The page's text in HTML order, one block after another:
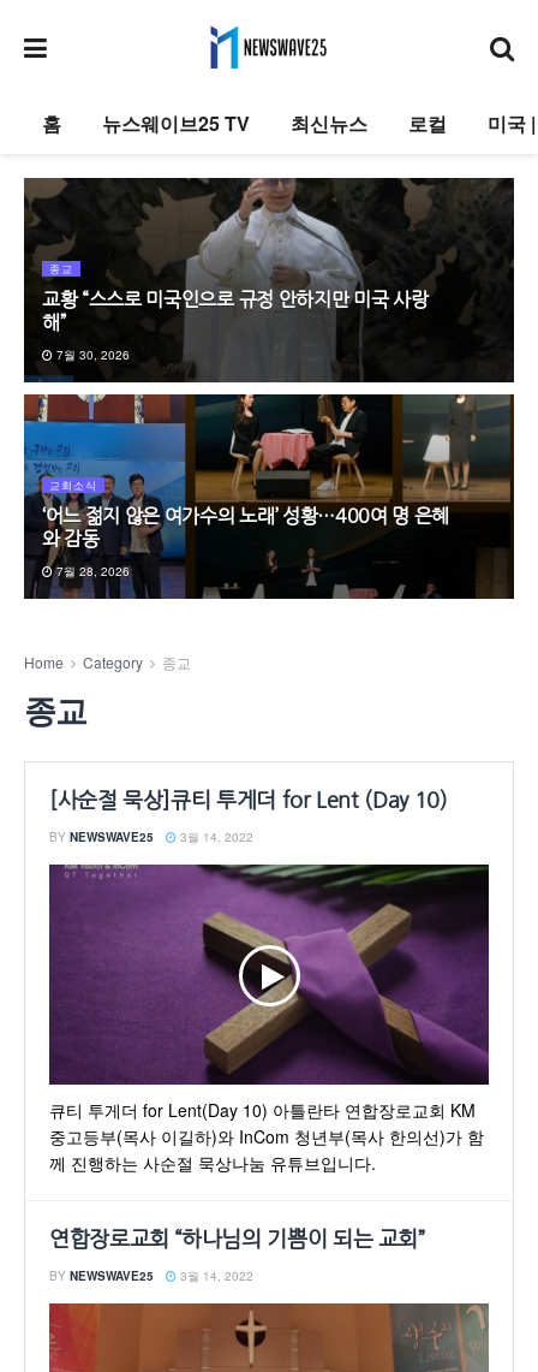
홈 뉴스웨이브25 TV 최신뉴스 로컬 미국
종교
교황 “스스로 미국인으로 규정 안하지만 미국 사랑
해”
7월 30, 2026
교회소식
‘어느 젊지 않은 여가수의 노래’ 성황…400여 명 은혜
와 감동
7월 28, 2026
Home Category 종교
종교
[사순절 묵상]큐티 투게더 for Lent (Day 10)
BY NEWSWAVE25 3월 14, 2022
큐티 투게더 for Lent(Day 10) 아틀란타 연합장로교회 KM
중고등부(목사 이길하)와 InCom 청년부(목사 한의선)가 함
께 진행하는 사순절 묵상나눔 유튜브입니다.
연합장로교회 “하나님의 기쁨이 되는 교회”
BY NEWSWAVE25 3월 14, 2022